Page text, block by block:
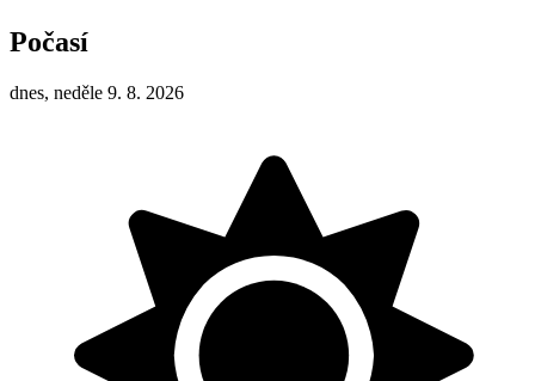
Počasí
dnes, neděle 9. 8. 2026